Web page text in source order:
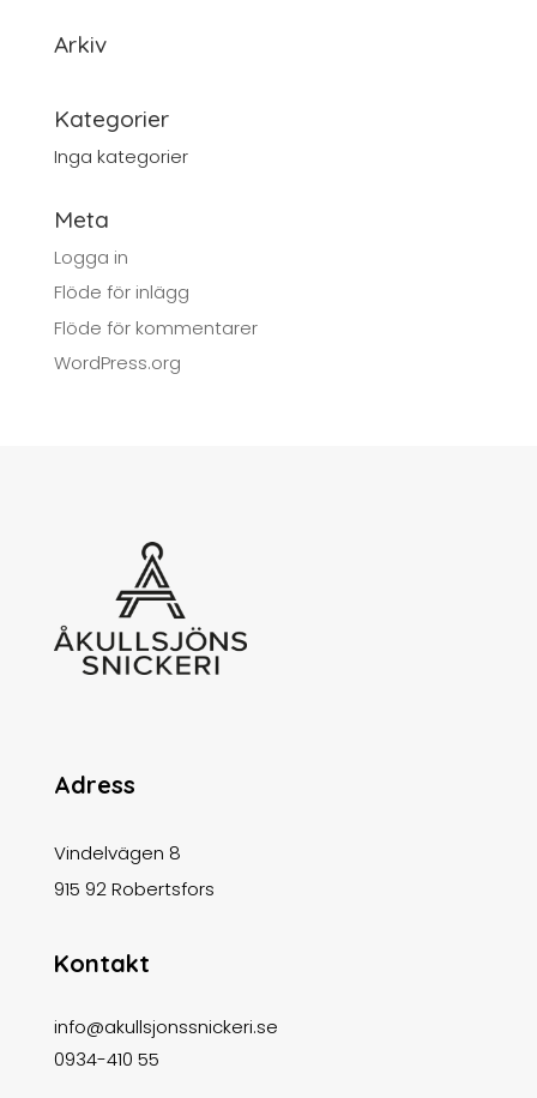
Arkiv
Kategorier
Inga kategorier
Meta
Logga in
Flöde för inlägg
Flöde för kommentarer
WordPress.org
Adress
Vindelvägen 8
915 92 Robertsfors
Kontakt
info@akullsjonssnickeri.se
0934-410 55